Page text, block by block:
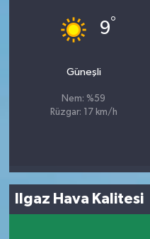
9°
Güneşli
Nem: %59
Rüzgar: 17 km/h
Ilgaz Hava Kalitesi